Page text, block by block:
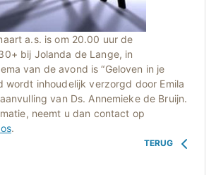
a.s. is om 20.00 uur de
bij Jolanda de Lange, in
van de avond is “Geloven in je
wordt inhoudelijk verzorgd door Emila
van Ds. Annemieke de Bruijn.
neemt u dan contact op
.
TERUG